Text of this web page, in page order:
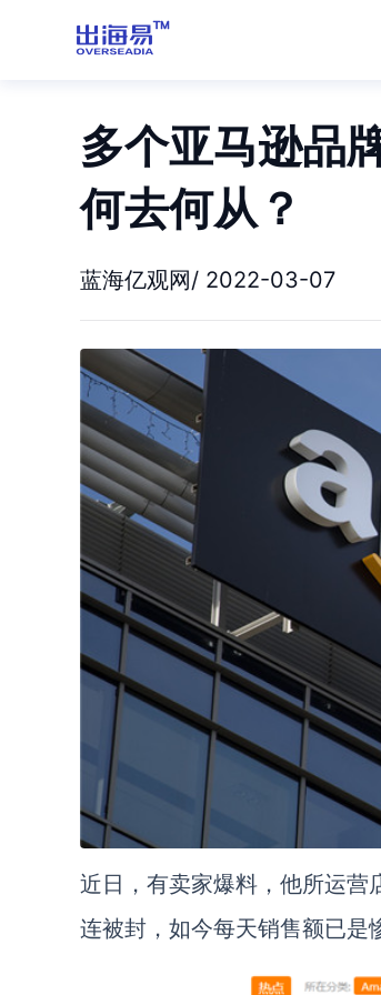
多个亚马逊品
何去何从？
蓝海亿观网/ 2022-03-07
近日，有卖家爆料，他所运营
连被封，如今每天销售额已是